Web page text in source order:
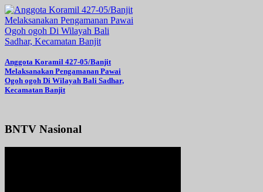
Anggota Koramil 427-05/Banjit
Melaksanakan Pengamanan Pawai
Ogoh ogoh Di Wilayah Bali Sadhar,
Kecamatan Banjit
BNTV Nasional